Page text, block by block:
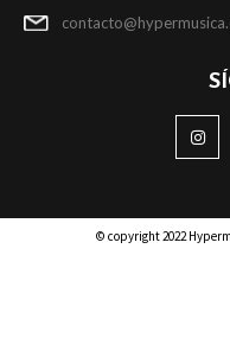
© copyright 2022